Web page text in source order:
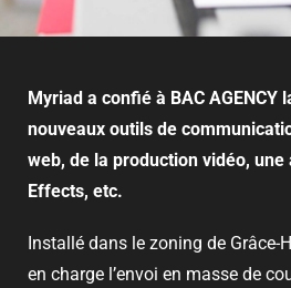
Myriad a confié à BAC AGENCY
nouveaux outils de
web, de la production vidéo,
Effects, etc.
Installé dans le zoning de Grâce-
en charge l’envoi en masse de